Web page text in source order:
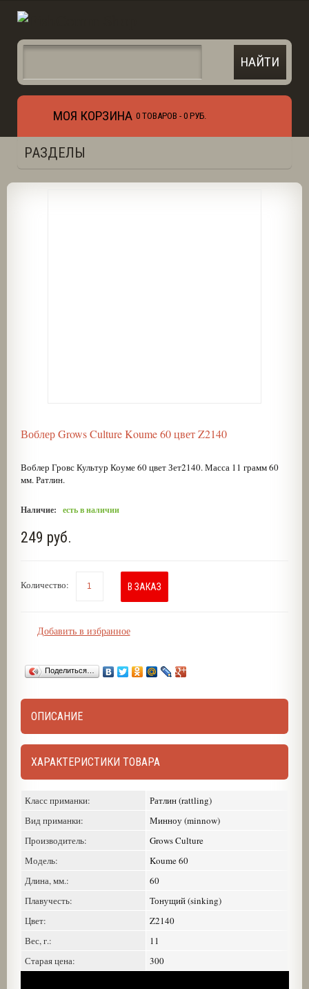
МОЯ КОРЗИНА 0 ТОВАРОВ - 0 РУБ.
РАЗДЕЛЫ
Воблер Grows Culture Koume 60 цвет Z2140
Воблер Гровс Культур Коуме 60 цвет Зет2140. Масса 11 грамм 60
мм. Ратлин.
Наличие: есть в наличии
249 руб.
Количество: В ЗАКАЗ
Добавить в избранное
Поделиться…
ОПИСАНИЕ
ХАРАКТЕРИСТИКИ ТОВАРА
Класс приманки:
Ратлин (rattling)
Вид приманки:
Минноу (minnow)
Производитель:
Grows Culture
Модель:
Koume 60
Длина, мм.:
60
Плавучесть:
Тонущий (sinking)
Цвет:
Z2140
Вес, г.:
11
Старая цена:
300